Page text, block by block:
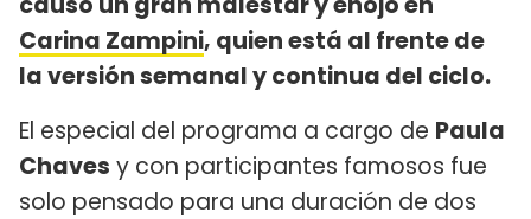
Carina Zampini, quien está al frente de
la versión semanal y continua del ciclo.
El especial del programa a cargo de Paula
Chaves y con participantes famosos fue
solo pensado para una duración de dos